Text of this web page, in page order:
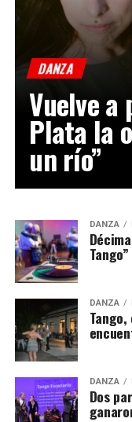
DANZA
Vuelve a
Plata la
un río”
DANZA
Tango”
DANZA
DANZA
Dos